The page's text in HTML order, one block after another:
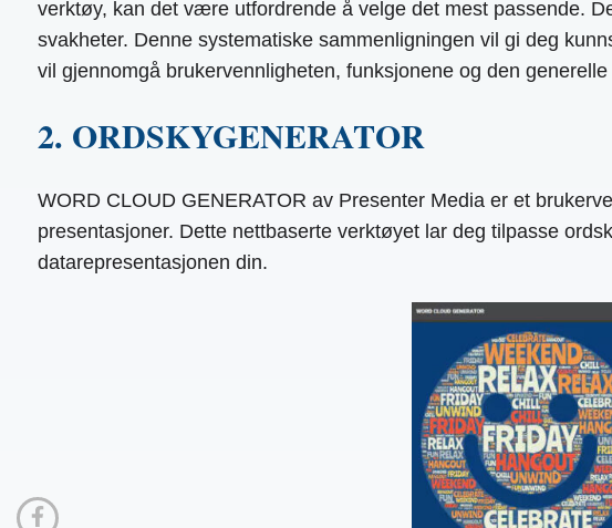
verktøy, kan det være utfordrende å velge det mest passende.
svakheter. Denne systematiske sammenligningen vil gi deg
vil gjennomgå brukervennligheten, funksjonene og den
2. ORDSKYGENERATOR
WORD CLOUD GENERATOR av Presenter Media er et
presentasjoner. Dette nettbaserte verktøyet lar deg tilpasse
datarepresentasjonen din.